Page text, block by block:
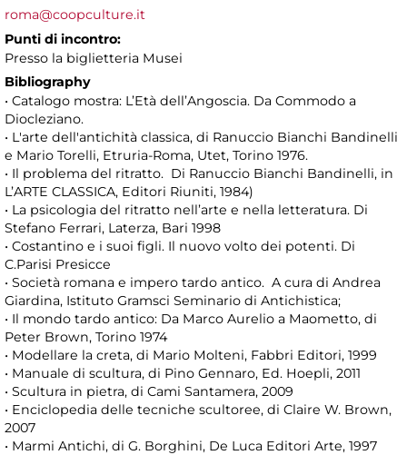
roma@coopculture.it
Punti di incontro:
Presso la biglietteria Musei
Bibliography
• Catalogo mostra: L’Età dell’Angoscia. Da Commodo a
Diocleziano.
• L'arte dell'antichità classica, di Ranuccio Bianchi Bandinelli
e Mario Torelli, Etruria-Roma, Utet, Torino 1976.
• Il problema del ritratto. Di Ranuccio Bianchi Bandinelli, in
L’ARTE CLASSICA, Editori Riuniti, 1984)
• La psicologia del ritratto nell’arte e nella letteratura. Di
Stefano Ferrari, Laterza, Bari 1998
• Costantino e i suoi figli. Il nuovo volto dei potenti. Di
C.Parisi Presicce
• Società romana e impero tardo antico. A cura di Andrea
Giardina, Istituto Gramsci Seminario di Antichistica;
• Il mondo tardo antico: Da Marco Aurelio a Maometto, di
Peter Brown, Torino 1974
• Modellare la creta, di Mario Molteni, Fabbri Editori, 1999
• Manuale di scultura, di Pino Gennaro, Ed. Hoepli, 2011
• Scultura in pietra, di Cami Santamera, 2009
• Enciclopedia delle tecniche scultoree, di Claire W. Brown,
2007
• Marmi Antichi, di G. Borghini, De Luca Editori Arte, 1997